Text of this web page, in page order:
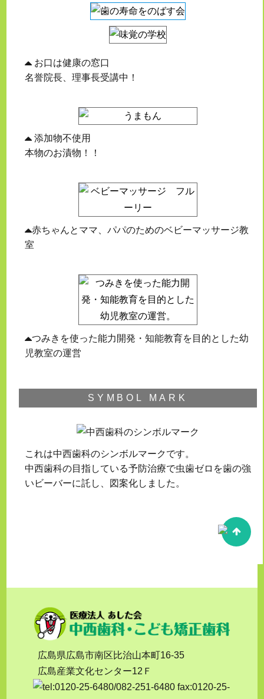
お口は健康の窓口
名誉院長、理事長受講中！
添加物不使用
本物のお漬物！！
赤ちゃんとママ、パパのためのベビーマッサージ教
室
つみきを使った能力開発・知能教育を目的とした幼
児教室の運営
SYMBOL MARK
これは中西歯科のシンボルマークです。
中西歯科の目指している予防治療で虫歯ゼロを歯の強
いビーバーに託し、図案化しました。
広島県広島市南区比治山本町16-35
広島産業文化センター12Ｆ